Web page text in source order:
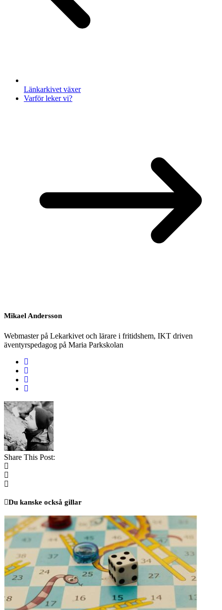
Länkarkivet växer
Varför leker vi?
Mikael Andersson
Webmaster på Lekarkivet och lärare i fritidshem, IKT driven
äventyrspedagog på Maria Parkskolan
Share This Post:
Du kanske också gillar